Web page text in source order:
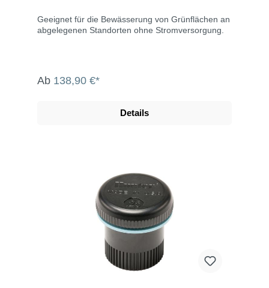
Geeignet für die Bewässerung von Grünflächen an
abgelegenen Standorten ohne Stromversorgung.
Ab 138,90 €*
Details